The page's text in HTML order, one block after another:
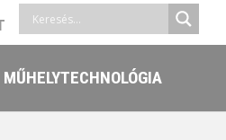
MŰHELYTECHNOLÓGIA